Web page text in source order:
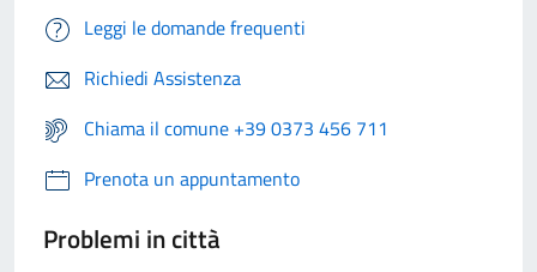
Leggi le domande frequenti
Richiedi Assistenza
Chiama il comune +39 0373 456 711
Prenota un appuntamento
Problemi in città